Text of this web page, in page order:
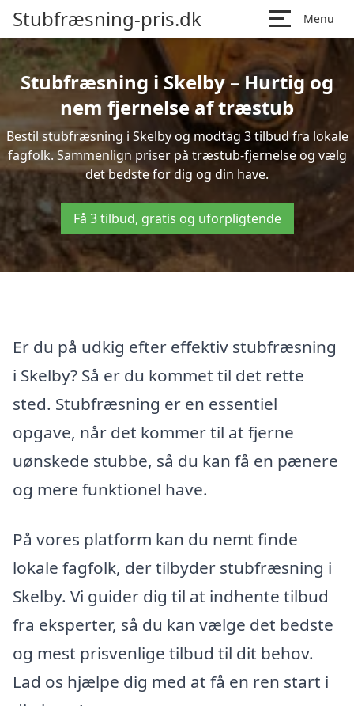
Stubfræsning-pris.dk Menu
Stubfræsning i Skelby – Hurtig og
nem fjernelse af træstub
Bestil stubfræsning i Skelby og modtag 3 tilbud fra lokale
fagfolk. Sammenlign priser på træstub-fjernelse og vælg
det bedste for dig og din have.
Få 3 tilbud, gratis og uforpligtende
Er du på udkig efter effektiv stubfræsning
i Skelby? Så er du kommet til det rette
sted. Stubfræsning er en essentiel
opgave, når det kommer til at fjerne
uønskede stubbe, så du kan få en pænere
og mere funktionel have.
På vores platform kan du nemt finde
lokale fagfolk, der tilbyder stubfræsning i
Skelby. Vi guider dig til at indhente tilbud
fra eksperter, så du kan vælge det bedste
og mest prisvenlige tilbud til dit behov.
Lad os hjælpe dig med at få en ren start i